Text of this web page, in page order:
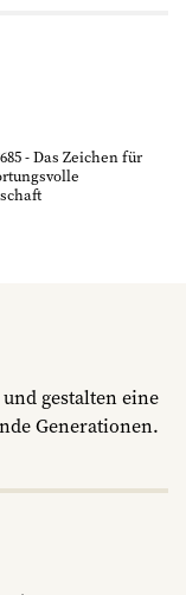
- Das Zeichen für
gestalten eine
Generationen.